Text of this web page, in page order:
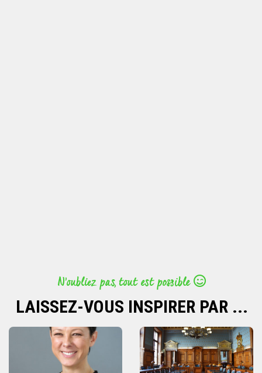
N’oubliez pas, tout est possible
LAISSEZ-VOUS INSPIRER PAR ...